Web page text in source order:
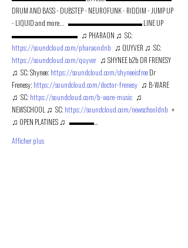
DRUM AND BASS - DUBSTEP - NEUROFUNK - RIDDIM - JUMP UP
- LIQUID and more...   ▬▬▬▬▬▬▬▬▬ LINE UP
▬▬▬▬▬▬▬▬   ♫ PHARAON ♫  SC:
https://soundcloud.com/pharaondnb
   ♫ QUYVER ♫  SC:
https://soundcloud.com/quyver
   ♫ SHYNEE b2b DR FRENESY
♫  SC: Shynee: https://soundcloud.com/shyneeisfree Dr
Frenesy: https://soundcloud.com/doctor-frenesy
   ♫ B-WARE
♫  SC: https://soundcloud.com/b-ware-music
   ♫
NEWSCHOOL ♫  SC: https://soundcloud.com/newschooldnb
   +
♫ OPEN PLATINES ♫   ▬▬▬…
Afficher plus